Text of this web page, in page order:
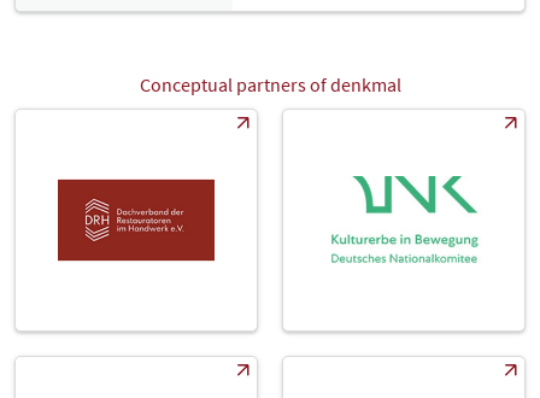
Conceptual partners of denkmal